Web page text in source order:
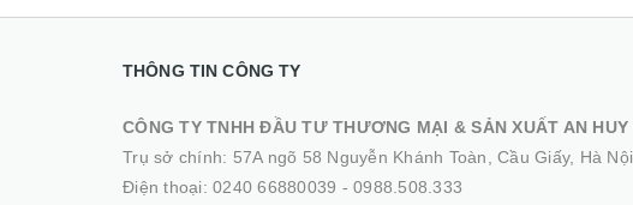
THÔNG TIN CÔNG TY
CÔNG TY TNHH ĐẦU TƯ THƯƠNG MẠI & SẢN XUẤT AN HUY
Trụ sở chính: 57A ngõ 58 Nguyễn Khánh Toàn, Cầu Giấy, Hà Nội
Điện thoại: 0240 66880039 - 0988.508.333